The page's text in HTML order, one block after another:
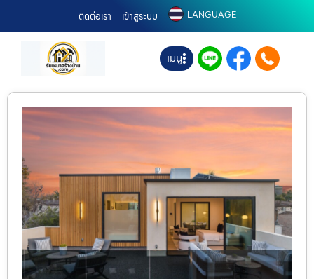
ติดต่อเรา เข้าสู่ระบบ LANGUAGE
เมนู